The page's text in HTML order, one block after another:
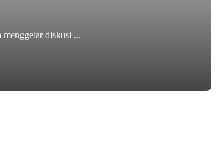
diskusi ...